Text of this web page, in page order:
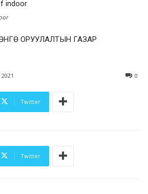
ОРУУЛАЛТЫН ГАЗАР
0
Twitter
Twitter